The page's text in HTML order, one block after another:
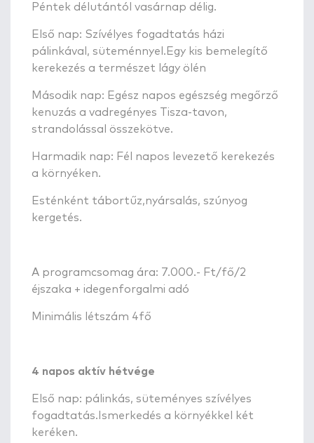
Péntek délutántól vasárnap délig.
Első nap: Szívélyes fogadtatás házi
pálinkával, süteménnyel.Egy kis bemelegítő
kerekezés a természet lágy ölén
Második nap: Egész napos egészség megőrző
kenuzás a vadregényes Tisza-tavon,
strandolással összekötve.
Harmadik nap: Fél napos levezető kerekezés
a környéken.
Esténként tábortűz,nyársalás, szúnyog
kergetés.
A programcsomag ára: 7.000.- Ft/fő/2
éjszaka + idegenforgalmi adó
Minimális létszám 4fő
4 napos aktív hétvége
Első nap: pálinkás, süteményes szívélyes
fogadtatás.Ismerkedés a környékkel két
keréken.